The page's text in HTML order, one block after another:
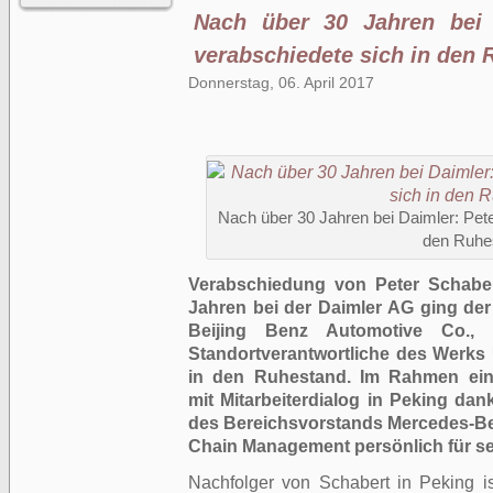
Nach über 30 Jahren bei
verabschiedete sich in den
Donnerstag, 06. April 2017
Nach über 30 Jahren bei Daimler:
den
Verabschiedung von Peter
Jahren bei der Daimler AG ging
Beijing Benz Automotive
Standortverantwortliche des Werks
in den Ruhestand. Im Rahmen
mit Mitarbeiterdialog in Peking
des Bereichsvorstands Mercedes-
Chain Management persönlich für
Nachfolger von Schabert in Peking